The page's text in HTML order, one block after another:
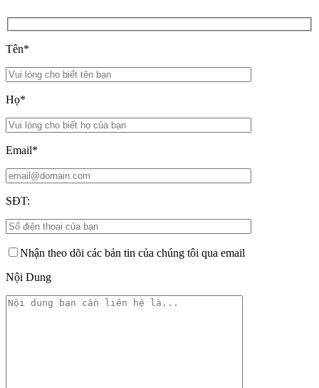
Tên*
Họ*
Email*
SĐT:
Nhận theo dõi các bản tin của chúng tôi qua email
Nội Dung